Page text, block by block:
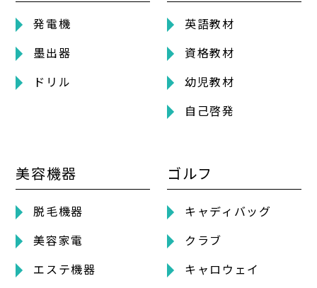
発電機
墨出器
ドリル
英語教材
資格教材
幼児教材
自己啓発
美容機器
脱毛機器
美容家電
エステ機器
ゴルフ
キャディバッグ
クラブ
キャロウェイ